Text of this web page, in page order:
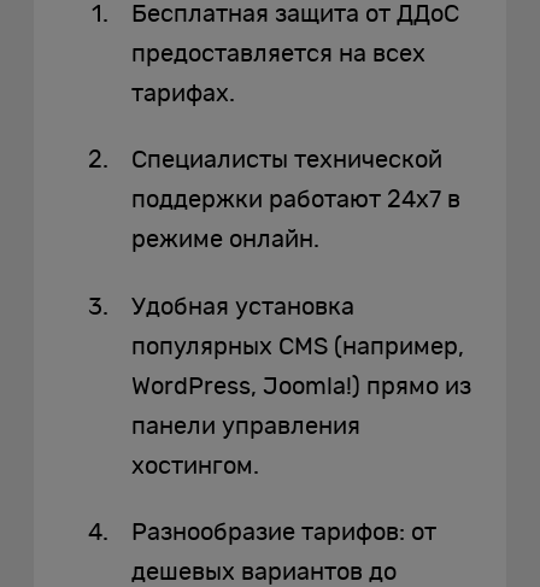
Бесплатная защита от ДДоС
предоставляется на всех
тарифах.
Специалисты технической
поддержки работают 24х7 в
режиме онлайн.
Удобная установка
популярных CMS (например,
WordPress, Joomla!) прямо из
панели управления
хостингом.
Разнообразие тарифов: от
дешевых вариантов до